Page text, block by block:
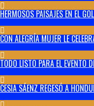
HERMOSOS PAISAJES EN EL
CON ALEGRÍA MUJER LE
TODO LISTO PARA EL EVENTO
CESIA SÁENZ REGESÓ A